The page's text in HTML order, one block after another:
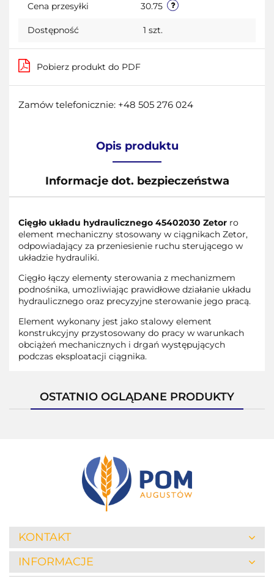
Cena przesyłki 30.75
Dostępność 1 szt.
Pobierz produkt do PDF
Zamów telefonicznie: +48 505 276 024
Opis produktu
Informacje dot. bezpieczeństwa
Cięgło układu hydraulicznego 45402030 Zetor ro
element mechaniczny stosowany w ciągnikach Zetor,
odpowiadający za przeniesienie ruchu sterującego w
układzie hydrauliki.
Cięgło łączy elementy sterowania z mechanizmem
podnośnika, umozliwiając prawidłowe działanie układu
hydraulicznego oraz precyzyjne sterowanie jego pracą.
Element wykonany jest jako stalowy element
konstrukcyjny przystosowany do pracy w warunkach
obciążeń mechanicznych i drgań występujących
podczas eksploatacji ciągnika.
OSTATNIO OGLĄDANE PRODUKTY
KONTAKT
INFORMACJE